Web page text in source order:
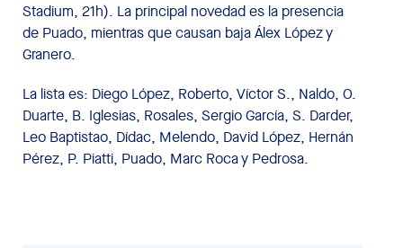
Stadium, 21h). La principal novedad es la presencia
de Puado, mientras que causan baja Álex López y
Granero.
La lista es: Diego López, Roberto, Víctor S., Naldo, O.
Duarte, B. Iglesias, Rosales, Sergio García, S. Darder,
Leo Baptistao, Dídac, Melendo, David López, Hernán
Pérez, P. Piatti, Puado, Marc Roca y Pedrosa.